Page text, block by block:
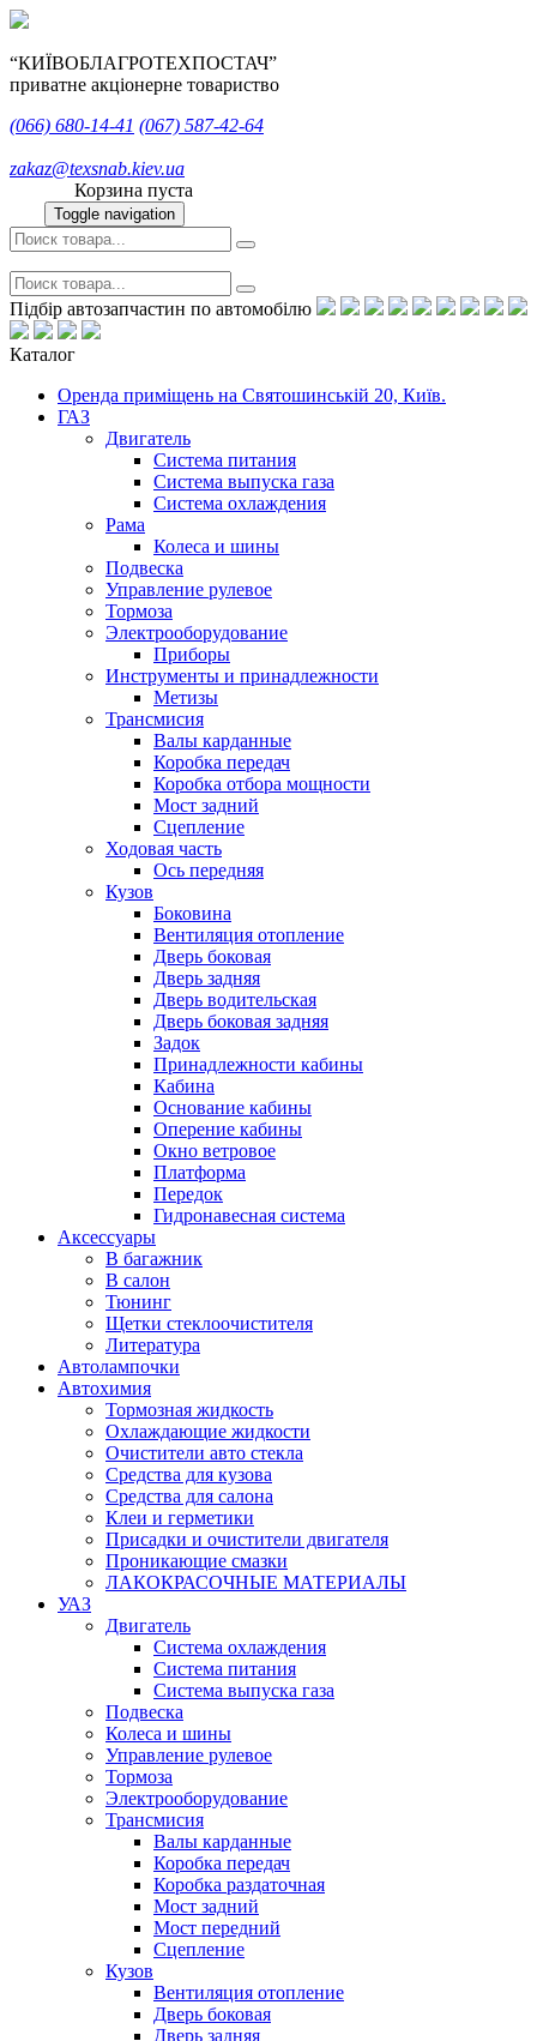
“КИЇВОБЛАГРОТЕХПОСТАЧ”
приватне акціонерне товариство
(066) 680-14-41 (067) 587-42-64
zakaz@texsnab.kiev.ua
Корзина пуста
Toggle navigation
Підбір автозапчастин по автомобілю
Каталог
Оренда приміщень на Святошинській 20, Київ.
ГАЗ
Двигатель
Система питания
Система выпуска газа
Система охлаждения
Рама
Колеса и шины
Подвеска
Управление рулевое
Тормоза
Электрооборудование
Приборы
Инструменты и принадлежности
Метизы
Трансмисия
Валы карданные
Коробка передач
Коробка отбора мощности
Мост задний
Сцепление
Ходовая часть
Ось передняя
Кузов
Боковина
Вентиляция отопление
Дверь боковая
Дверь задняя
Дверь водительская
Дверь боковая задняя
Задок
Принадлежности кабины
Кабина
Основание кабины
Оперение кабины
Окно ветровое
Платформа
Передок
Гидронавесная система
Аксессуары
В багажник
В салон
Тюнинг
Щетки стеклоочистителя
Литература
Автолампочки
Автохимия
Тормозная жидкость
Охлаждающие жидкости
Очистители авто стекла
Средства для кузова
Средства для салона
Клеи и герметики
Присадки и очистители двигателя
Проникающие смазки
ЛАКОКРАСОЧНЫЕ МАТЕРИАЛЫ
УАЗ
Двигатель
Система охлаждения
Система питания
Система выпуска газа
Подвеска
Колеса и шины
Управление рулевое
Тормоза
Электрооборудование
Трансмисия
Валы карданные
Коробка передач
Коробка раздаточная
Мост задний
Мост передний
Сцепление
Кузов
Вентиляция отопление
Дверь боковая
Дверь задняя